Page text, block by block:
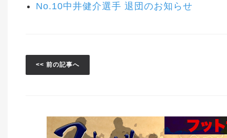
No.10中井健介選手 退団のお知らせ
<< 前の記事へ